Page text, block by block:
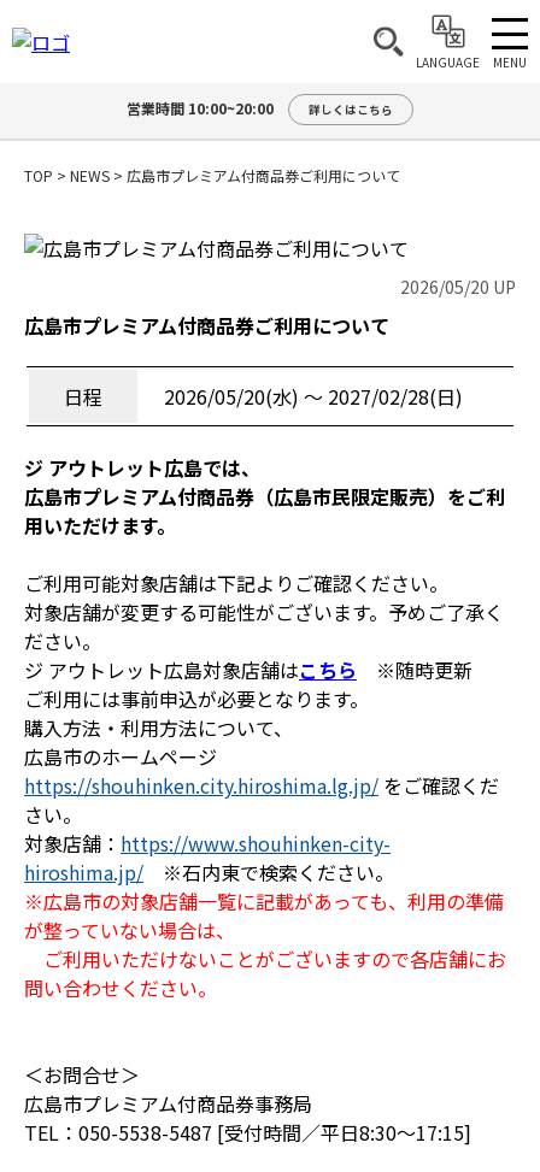
LANGUAGE MENU
営業時間 10:00~20:00 詳しくはこちら
TOP > NEWS > 広島市プレミアム付商品券ご利用について
2026/05/20 UP
広島市プレミアム付商品券ご利用について
日程 2026/05/20(水) 〜 2027/02/28(日)
ジ アウトレット広島では、
広島市プレミアム付商品券（広島市民限定販売）をご利
用いただけます。
ご利用可能対象店舗は下記よりご確認ください。
対象店舗が変更する可能性がございます。予めご了承く
ださい。
ジ アウトレット広島対象店舗はこちら
※随時更新
ご利用には事前申込が必要となります。
購入方法・利用方法について、
広島市のホームページ
https://shouhinken.city.hiroshima.lg.jp/ をご確認くだ
さい。
対象店舗： https://www.shouhinken-city-
hiroshima.jp/ ※石内東で検索ください。
※広島市の対象店舗一覧に記載があっても、利用の準備
が整っていない場合は、
ご利用いただけないことがございますので各店舗にお
問い合わせください。
＜お問合せ＞
広島市プレミアム付商品券事務局
TEL：050-5538-5487 [受付時間／平日8:30～17:15]